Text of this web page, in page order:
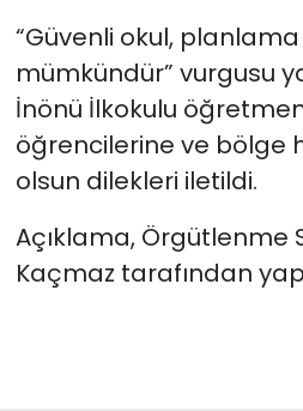
“Güvenli okul,
mümkündür” vurgusu
İnönü İlkokulu
öğrencilerine ve bölge
olsun dilekleri iletildi.
Açıklama, Örgütlenme
Kaçmaz tarafından